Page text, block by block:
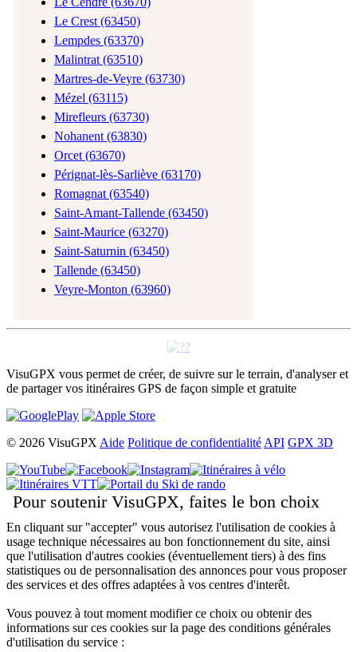
Le Crest (63450)
Lempdes (63370)
Malintrat (63510)
Martres-de-Veyre (63730)
Mézel (63115)
Mirefleurs (63730)
Nohanent (63830)
Orcet (63670)
Pérignat-lès-Sarliève (63170)
Romagnat (63540)
Saint-Amant-Tallende (63450)
Saint-Maurice (63270)
Saint-Saturnin (63450)
Tallende (63450)
Veyre-Monton (63960)
VisuGPX vous permet de créer, de suivre sur le terrain, d'analyser et
de partager vos itinéraires GPS de façon simple et gratuite
© 2026 VisuGPX Aide Politique de confidentialité API GPX 3D
Pour soutenir VisuGPX, faites le bon choix
En cliquant sur "accepter" vous autorisez l'utilisation de cookies à
usage technique nécessaires au bon fonctionnement du site, ainsi
que l'utilisation d'autres cookies (éventuellement tiers) à des fins
statistiques ou de personnalisation des annonces pour vous proposer
des services et des offres adaptées à vos centres d'interêt.
Vous pouvez à tout moment modifier ce choix ou obtenir des
informations sur ces cookies sur la page des conditions générales
d'utilisation du service :